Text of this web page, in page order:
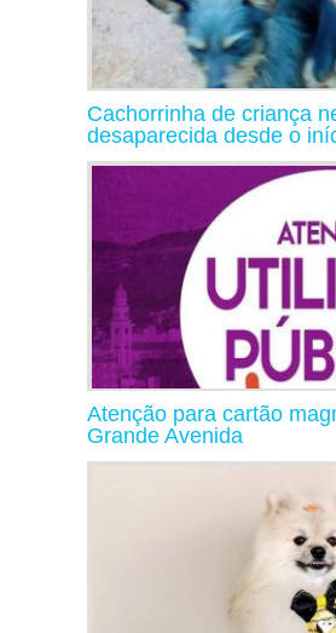
Cachorrinha de criança
desaparecida desde o
Atenção para cartão
Grande Avenida